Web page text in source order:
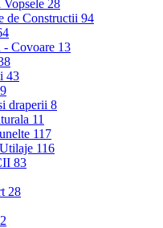
28
de Constructii 94
- Covoare 13
43
draperii 8
11
117
116
83
28